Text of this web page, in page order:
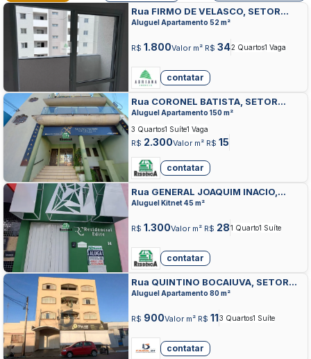
Rua FIRMO DE VELASCO, SETOR
CENTRAL, ANAPOLIS
Aluguel Apartamento 52 m²
R$ 1.800Valor m² R$ 342 Quartos1 Vaga
contatar
Rua CORONEL BATISTA, SETOR
CENTRAL, ANAPOLIS
Aluguel Apartamento 150 m²
R$ 2.300Valor m² R$ 15
3 Quartos1 Suíte1 Vaga
contatar
Rua GENERAL JOAQUIM INACIO,
SETOR CENTRAL, ANAPOLIS
Aluguel Kitnet 45 m²
R$ 1.300Valor m² R$ 281 Quarto1 Suíte
contatar
Rua QUINTINO BOCAIUVA, SETOR
CENTRAL, ANAPOLIS
Aluguel Apartamento 80 m²
R$ 900Valor m² R$ 113 Quartos1 Suíte
contatar